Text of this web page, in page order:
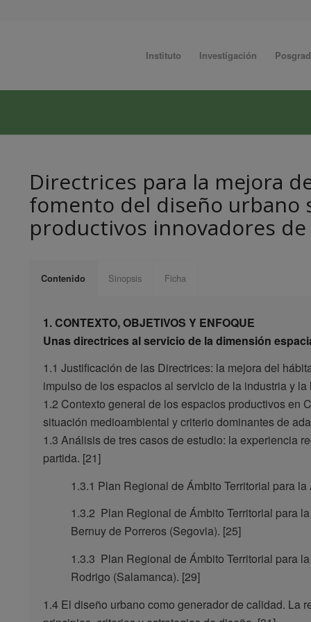
Instituto Investigación
Directrices para la mejora
fomento del diseño urbano
productivos innovadores de
Contenido Sinopsis Ficha
1. CONTEXTO, OBJETIVOS Y ENFOQUE
Unas directrices al servicio de la dimensión
1.1 Justificación de las Directrices: la mejora del
impulso de los espacios al servicio de la industria y
1.2 Contexto general de los espacios productivos en
situación medioambiental y criterio dominantes de
1.3 Análisis de tres casos de estudio: la experiencia
partida. [21]
1.3.1 Plan Regional de Ámbito Territorial para
1.3.2 Plan Regional de Ámbito Territorial para
Bernuy de Porreros (Segovia). [25]
1.3.3 Plan Regional de Ámbito Territorial para
Rodrigo (Salamanca). [29]
1.4 El diseño urbano como generador de calidad. La